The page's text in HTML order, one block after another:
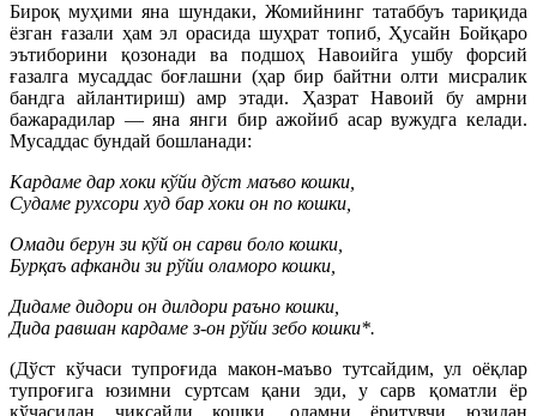
Бироқ муҳими яна шундаки, Жомийнинг татаббуъ тариқида
ёзган ғазали ҳам эл орасида шуҳрат топиб, Ҳусайн Бойқаро
эътиборини қозонади ва подшоҳ Навоийга ушбу форсий
ғазалга мусаддас боғлашни (ҳар бир байтни олти мисралик
бандга айлантириш) амр этади. Ҳазрат Навоий бу амрни
бажарадилар — яна янги бир ажойиб асар вужудга келади.
Мусаддас бундай бошланади:
Кардаме дар хоки кўйи дўст маъво кошки,
Судаме рухсори худ бар хоки он по кошки,
Омади берун зи кўй он сарви боло кошки,
Бурқаъ афканди зи рўйи оламоро кошки,
Дидаме дидори он дилдори раъно кошки,
Дида равшан кардаме з-он рўйи зебо кошки*.
(Дўст кўчаси тупроғида макон-маъво тутсайдим, ул оёқлар
тупроғига юзимни суртсам қани эди, у сарв қоматли ёр
кўчасидан чиқсайди кошки, оламни ёритувчи юзидан